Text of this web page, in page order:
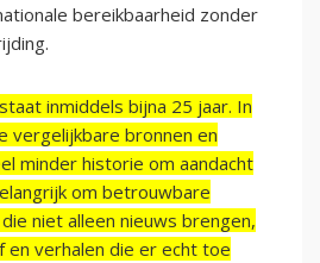
bereikbaarheid zonder
inmiddels bijna 25 jaar. In
vergelijkbare bronnen en
minder historie om aandacht
om betrouwbare
niet alleen nieuws brengen,
en verhalen die er echt toe